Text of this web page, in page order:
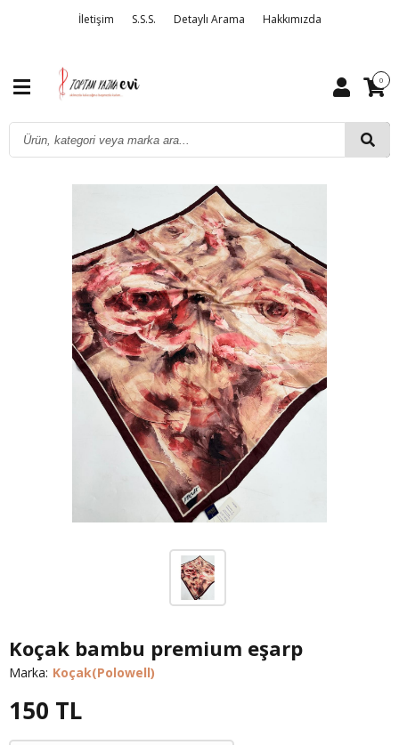
İletişim S.S.S. Detaylı Arama Hakkımızda
0
Koçak bambu premium eşarp
Marka: Koçak(Polowell)
150 TL